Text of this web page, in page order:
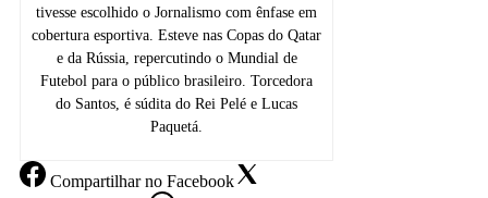
tivesse escolhido o Jornalismo com ênfase em
cobertura esportiva. Esteve nas Copas do Qatar
e da Rússia, repercutindo o Mundial de
Futebol para o público brasileiro. Torcedora
do Santos, é súdita do Rei Pelé e Lucas
Paquetá.
Compartilharno Facebook